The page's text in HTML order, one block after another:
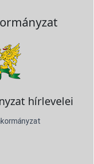
hírlevelei